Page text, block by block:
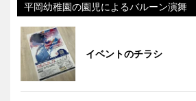
平岡幼稚園の園児によるバルーン演舞
イベントのチラシ